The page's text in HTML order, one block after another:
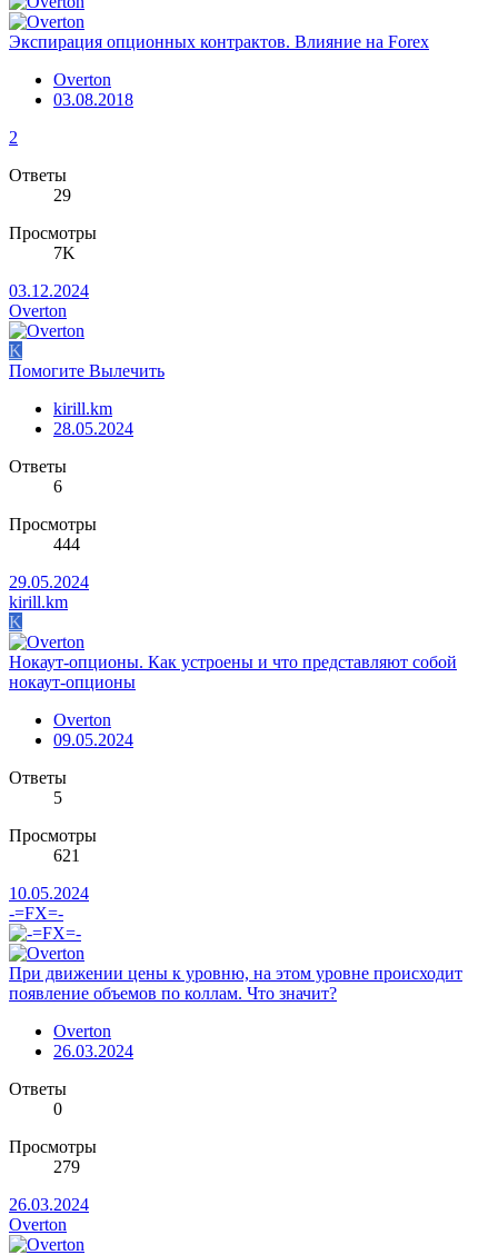
Экспирация опционных контрактов. Влияние на Forex
Overton
03.08.2018
2
Ответы
29
Просмотры
7K
03.12.2024
Overton
K
Помогите Вылечить
kirill.km
28.05.2024
Ответы
6
Просмотры
444
29.05.2024
kirill.km
K
Нокаут-опционы. Как устроены и что представляют собой
нокаут-опционы
Overton
09.05.2024
Ответы
5
Просмотры
621
10.05.2024
-=FX=-
При движении цены к уровню, на этом уровне происходит
появление объемов по коллам. Что значит?
Overton
26.03.2024
Ответы
0
Просмотры
279
26.03.2024
Overton